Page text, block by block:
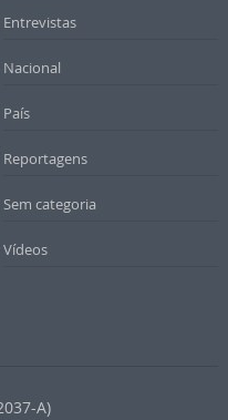
Entrevistas
Nacional
País
Reportagens
Sem categoria
Vídeos
A)